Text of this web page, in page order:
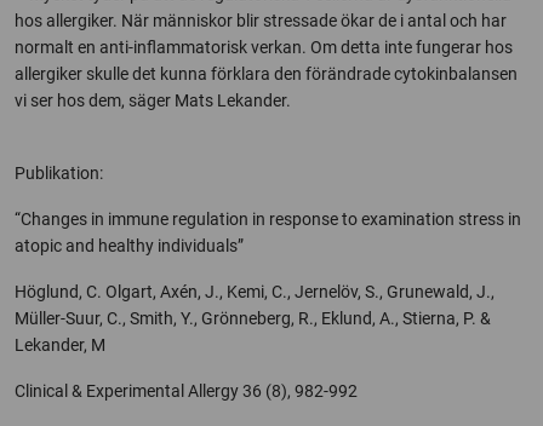
hos allergiker. När människor blir stressade ökar de i antal och har
normalt en anti-inflammatorisk verkan. Om detta inte fungerar hos
allergiker skulle det kunna förklara den förändrade cytokinbalansen
vi ser hos dem, säger Mats Lekander.
Publikation:
“Changes in immune regulation in response to examination stress in
atopic and healthy individuals”
Höglund, C. Olgart, Axén, J., Kemi, C., Jernelöv, S., Grunewald, J.,
Müller-Suur, C., Smith, Y., Grönneberg, R., Eklund, A., Stierna, P. &
Lekander, M
Clinical & Experimental Allergy 36 (8), 982-992